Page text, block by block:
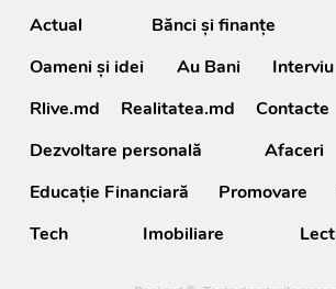
Actual Bănci şi finanţe
Oameni şi idei
Au Bani Interviu
Rlive.md
Realitatea.md Contacte
Dezvoltare personală
Afaceri
Educație Financiară
Promovare
Tech
Imobiliare